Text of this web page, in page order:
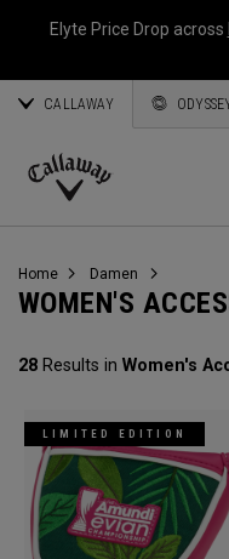
Elyte Price Drop across
CALLAWAY
Callaway
Home Damen
WOMEN'S
28 Results in Women's
LIMITED EDITION